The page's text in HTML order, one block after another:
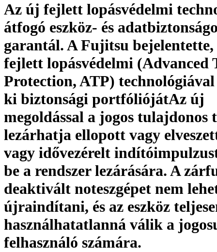
Az új fejlett lopásvédelmi
átfogó eszköz- és
garantál. A Fujitsu bejelentette,
fejlett lopásvédelmi (Advanced
Protection, ATP) technológiával
ki biztonsági portfóliójátAz új
megoldással a jogos tulajdonos
lezárhatja ellopott vagy
vagy idővezérelt
be a rendszer lezárására. A
deaktivált noteszgépet nem
újraindítani, és az eszköz
használhatatlanná válik a
felhasználó számára.